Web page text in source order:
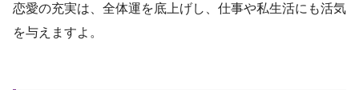
恋愛の充実は、全体運を底上げし、仕事や私生活にも活気
を与えますよ。